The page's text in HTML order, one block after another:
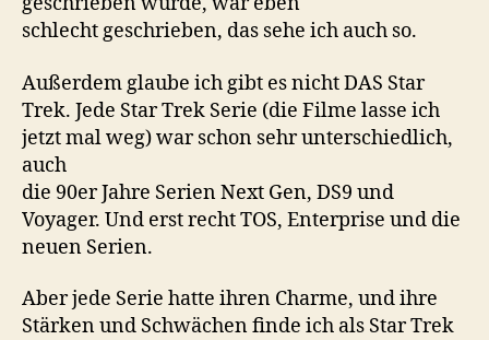
schlecht geschrieben, das sehe ich auch so.
Außerdem glaube ich gibt es nicht DAS Star
Trek. Jede Star Trek Serie (die Filme lasse ich
jetzt mal weg) war schon sehr unterschiedlich,
auch
die 90er Jahre Serien Next Gen, DS9 und
Voyager. Und erst recht TOS, Enterprise und die
neuen Serien.
Aber jede Serie hatte ihren Charme, und ihre
Stärken und Schwächen finde ich als Star Trek